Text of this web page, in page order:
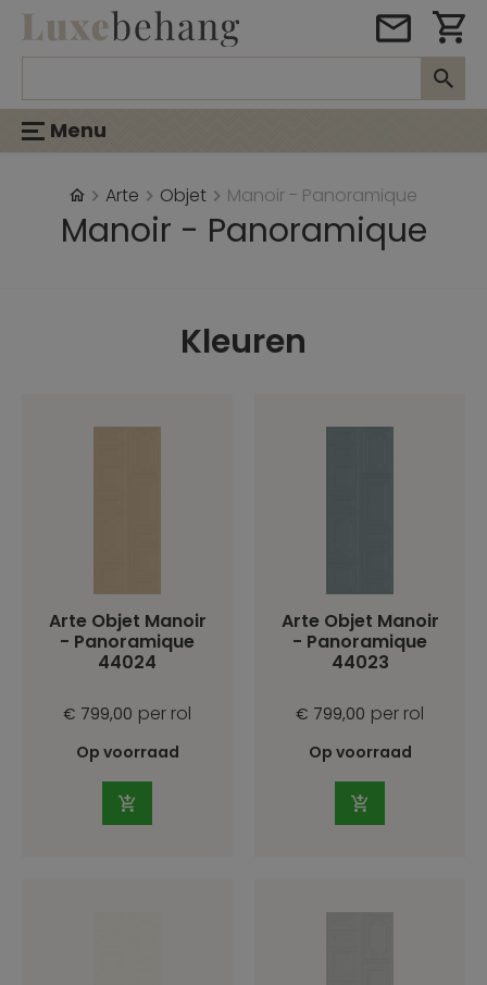
Menu
Arte Objet Manoir - Panoramique
Manoir - Panoramique
Kleuren
Arte Objet Manoir
- Panoramique
44024
€ 799,00 per rol
Op voorraad
Arte Objet Manoir
- Panoramique
44023
€ 799,00 per rol
Op voorraad